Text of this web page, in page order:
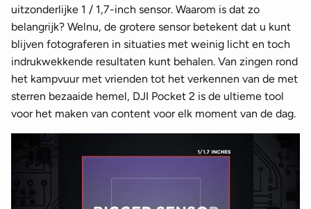
uitzonderlijke 1 / 1,7-inch sensor. Waarom is dat zo
belangrijk? Welnu, de grotere sensor betekent dat u kunt
blijven fotograferen in situaties met weinig licht en toch
indrukwekkende resultaten kunt behalen. Van zingen rond
het kampvuur met vrienden tot het verkennen van de met
sterren bezaaide hemel, DJI Pocket 2 is de ultieme tool
voor het maken van content voor elk moment van de dag.